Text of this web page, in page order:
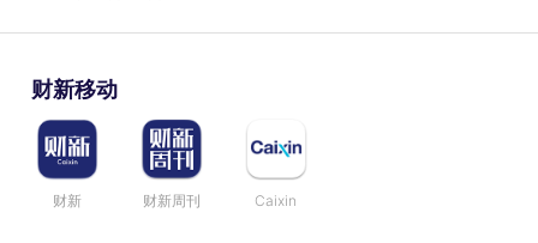
财新移动
财新 财新周刊 Caixin